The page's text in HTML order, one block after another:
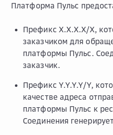
Платформа Пульс
Префикс X.X.X.X/X,
заказчиком для
платформы Пульс.
заказчик.
Префикс Y.Y.Y.Y/Y,
качестве адреса
платформы Пульс к
Соединения